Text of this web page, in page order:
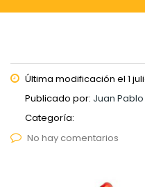
Última modificación el 1
Publicado por: Juan
Categoría:
No hay comentarios